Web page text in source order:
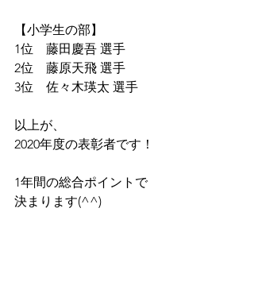
【小学生の部】
1位　藤田慶吾 選手
2位　藤原天飛 選手
3位　佐々木瑛太 選手
以上が、
2020年度の表彰者です！
1年間の総合ポイントで
決まります(^^)